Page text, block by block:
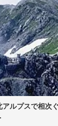
アルプスで相